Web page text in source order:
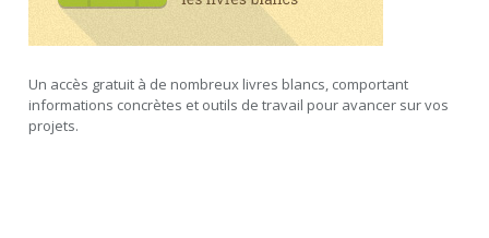
Un accès gratuit à de nombreux livres blancs, comportant
informations concrètes et outils de travail pour avancer sur vos
projets.